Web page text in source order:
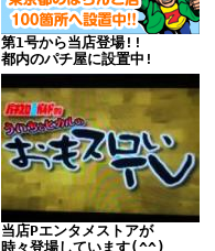
第1号から当店登場!!
都内のパチ屋に設置中!
当店Pエンタメストアが
時々登場しています(^^)